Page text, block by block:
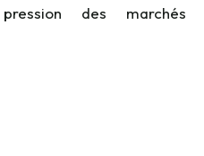
des marchés